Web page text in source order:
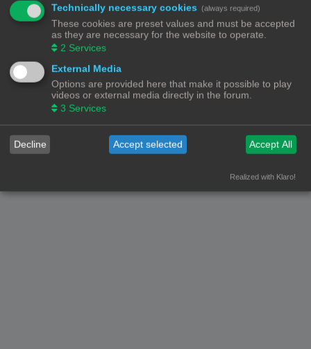
DONATIE STATISTIEKEN
We hebben136,01 € ontvangen in donaties.
Forumoverzicht Contact
© Copyright ! - 3dprintforum.eu
Alle Rechten Voorbehouden
Privacy|Gebruikersvoorwaarden
Technically necessary cookies (always required)
These cookies are preset values and must be accepted
as they are necessary for the website to operate.
2 Services
External Media
Options are provided here that make it possible to play
videos or external media directly in the forum.
3 Services
Decline Accept selected Accept All
Realized with Klaro!